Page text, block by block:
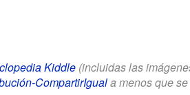
Kiddle(incluidas las
CompartirIguala menos que